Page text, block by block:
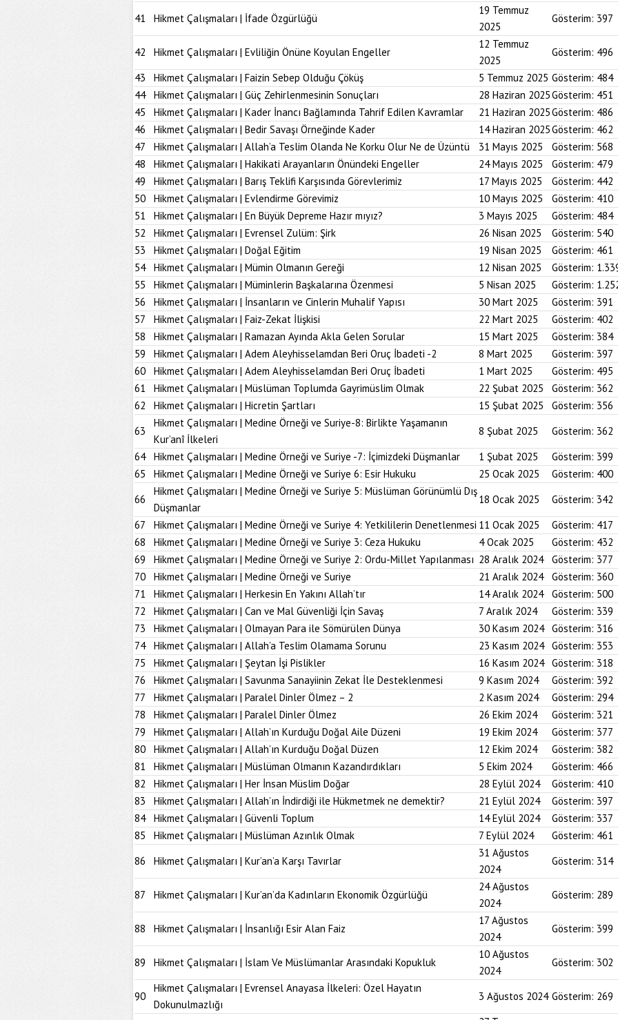
41
Hikmet Çalışmaları | İfade Özgürlüğü
19 Temmuz
2025
Gösterim: 397
42 Hikmet Çalışmaları | Evliliğin Önüne Koyulan Engeller
12 Temmuz
2025
Gösterim: 496
43
Hikmet Çalışmaları | Faizin Sebep Olduğu Çöküş 5 Temmuz 2025 Gösterim: 484
44
Hikmet Çalışmaları | Güç Zehirlenmesinin Sonuçları 28 Haziran 2025Gösterim: 451
45
Hikmet Çalışmaları | Kader İnancı Bağlamında Tahrif Edilen Kavramlar 21 Haziran 2025Gösterim: 486
46
Hikmet Çalışmaları | Bedir Savaşı Örneğinde Kader 14 Haziran 2025Gösterim: 462
47
Hikmet Çalışmaları | Allah’a Teslim Olanda Ne Korku Olur Ne de Üzüntü 31 Mayıs 2025 Gösterim: 568
48
Hikmet Çalışmaları | Hakikati Arayanların Önündeki Engeller 24 Mayıs 2025 Gösterim: 479
49
Hikmet Çalışmaları | Barış Teklifi Karşısında Görevlerimiz 17 Mayıs 2025 Gösterim: 442
50
Hikmet Çalışmaları | Evlendirme Görevimiz 10 Mayıs 2025 Gösterim: 410
51
Hikmet Çalışmaları | En Büyük Depreme Hazır mıyız? 3 Mayıs 2025 Gösterim: 484
52
Hikmet Çalışmaları | Evrensel Zulüm: Şirk 26 Nisan 2025 Gösterim: 540
53
Hikmet Çalışmaları | Doğal Eğitim 19 Nisan 2025 Gösterim: 461
54
Hikmet Çalışmaları | Mümin Olmanın Gereği 12 Nisan 2025 Gösterim:
55
Hikmet Çalışmaları | Müminlerin Başkalarına Özenmesi 5 Nisan 2025 Gösterim:
56
Hikmet Çalışmaları | İnsanların ve Cinlerin Muhalif Yapısı 30 Mart 2025 Gösterim: 391
57
Hikmet Çalışmaları | Faiz-Zekat İlişkisi 22 Mart 2025 Gösterim: 402
58
Hikmet Çalışmaları | Ramazan Ayında Akla Gelen Sorular 15 Mart 2025 Gösterim: 384
59
Hikmet Çalışmaları | Adem Aleyhisselamdan Beri Oruç İbadeti -2 8 Mart 2025 Gösterim: 397
60
Hikmet Çalışmaları | Adem Aleyhisselamdan Beri Oruç İbadeti 1 Mart 2025 Gösterim: 495
61
Hikmet Çalışmaları | Müslüman Toplumda Gayrimüslim Olmak 22 Şubat 2025 Gösterim: 362
62
Hikmet Çalışmaları | Hicretin Şartları 15 Şubat 2025 Gösterim: 356
63
Hikmet Çalışmaları | Medine Örneği ve Suriye-8: Birlikte Yaşamanın
Kur’anî İlkeleri
8 Şubat 2025 Gösterim: 362
64
Hikmet Çalışmaları | Medine Örneği ve Suriye -7: İçimizdeki Düşmanlar 1 Şubat 2025 Gösterim: 399
65
Hikmet Çalışmaları | Medine Örneği ve Suriye 6: Esir Hukuku 25 Ocak 2025 Gösterim: 400
66
Hikmet Çalışmaları | Medine Örneği ve Suriye 5: Müslüman Görünümlü Dış
Düşmanlar
18 Ocak 2025 Gösterim: 342
67
Hikmet Çalışmaları | Medine Örneği ve Suriye 4: Yetkililerin Denetlenmesi 11 Ocak 2025 Gösterim: 417
68
Hikmet Çalışmaları | Medine Örneği ve Suriye 3: Ceza Hukuku 4 Ocak 2025 Gösterim: 432
69
Hikmet Çalışmaları | Medine Örneği ve Suriye 2: Ordu-Millet Yapılanması 28 Aralık 2024 Gösterim: 377
70
Hikmet Çalışmaları | Medine Örneği ve Suriye 21 Aralık 2024 Gösterim: 360
71
Hikmet Çalışmaları | Herkesin En Yakını Allah’tır 14 Aralık 2024 Gösterim: 500
72
Hikmet Çalışmaları | Can ve Mal Güvenliği İçin Savaş 7 Aralık 2024 Gösterim: 339
73
Hikmet Çalışmaları | Olmayan Para ile Sömürülen Dünya 30 Kasım 2024 Gösterim: 316
74
Hikmet Çalışmaları | Allah’a Teslim Olamama Sorunu 23 Kasım 2024 Gösterim: 353
75
Hikmet Çalışmaları | Şeytan İşi Pislikler 16 Kasım 2024 Gösterim: 318
76
Hikmet Çalışmaları | Savunma Sanayiinin Zekat İle Desteklenmesi 9 Kasım 2024 Gösterim: 392
77
Hikmet Çalışmaları | Paralel Dinler Ölmez – 2 2 Kasım 2024 Gösterim: 294
78
Hikmet Çalışmaları | Paralel Dinler Ölmez 26 Ekim 2024 Gösterim: 321
79
Hikmet Çalışmaları | Allah’ın Kurduğu Doğal Aile Düzeni 19 Ekim 2024 Gösterim: 377
80
Hikmet Çalışmaları | Allah’ın Kurduğu Doğal Düzen 12 Ekim 2024 Gösterim: 382
81
Hikmet Çalışmaları | Müslüman Olmanın Kazandırdıkları 5 Ekim 2024 Gösterim: 466
82
Hikmet Çalışmaları | Her İnsan Müslim Doğar 28 Eylül 2024 Gösterim: 410
83
Hikmet Çalışmaları | Allah’ın İndirdiği ile Hükmetmek ne demektir? 21 Eylül 2024 Gösterim: 397
84
Hikmet Çalışmaları | Güvenli Toplum 14 Eylül 2024 Gösterim: 337
85
Hikmet Çalışmaları | Müslüman Azınlık Olmak 7 Eylül 2024 Gösterim: 461
86
Hikmet Çalışmaları | Kur’an’a Karşı Tavırlar
31 Ağustos
2024
Gösterim: 314
87 Hikmet Çalışmaları | Kur’an’da Kadınların Ekonomik Özgürlüğü
24 Ağustos
2024
Gösterim: 289
88 Hikmet Çalışmaları | İnsanlığı Esir Alan Faiz
17 Ağustos
2024
Gösterim: 399
89 Hikmet Çalışmaları | İslam Ve Müslümanlar Arasındaki Kopukluk
10 Ağustos
2024
Gösterim: 302
90
Hikmet Çalışmaları | Evrensel Anayasa İlkeleri: Özel Hayatın
Dokunulmazlığı
3 Ağustos 2024 Gösterim: 269